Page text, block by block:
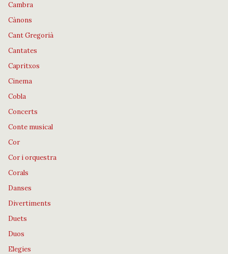
Cambra
Cànons
Cant Gregorià
Cantates
Capritxos
Cinema
Cobla
Concerts
Conte musical
Cor
Cor i orquestra
Corals
Danses
Divertiments
Duets
Duos
Elegies